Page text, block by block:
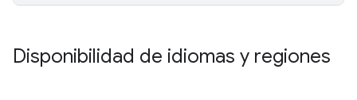
Disponibilidad de idiomas y regiones